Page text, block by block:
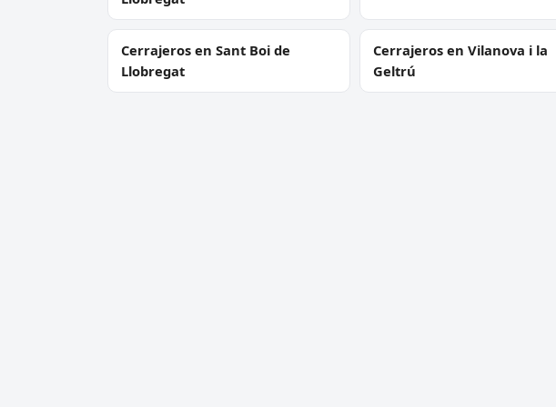
Cerrajeros en Sant Boi de
Llobregat
Cerrajeros en Vilanova i la
Geltrú